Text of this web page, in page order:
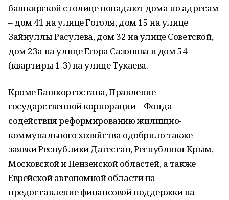
башкирской столице попадают дома по адресам
– дом 41 на улице Гоголя, дом 15 на улице
Зайнуллы Расулева, дом 32 на улице Советской,
дом 23а на улице Егора Сазонова и дом 54
(квартиры 1-3) на улице Тукаева.
Кроме Башкортостана, Правление
государственной корпорации – Фонда
содействия реформированию жилищно-
коммунального хозяйства одобрило также
заявки Республики Дагестан, Республики Крым,
Московской и Пензенской областей, а также
Еврейской автономной области на
предоставление финансовой поддержки на